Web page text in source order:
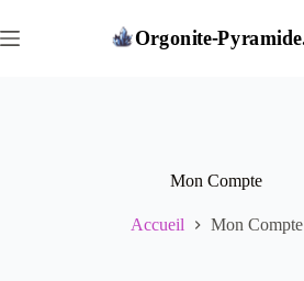
au
contenu
Mon Compte
Accueil Mon Compte